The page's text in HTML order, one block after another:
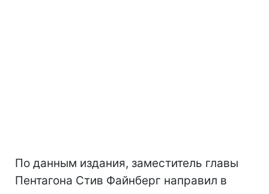
По данным издания, заместитель главы
Пентагона Стив Файнберг направил в